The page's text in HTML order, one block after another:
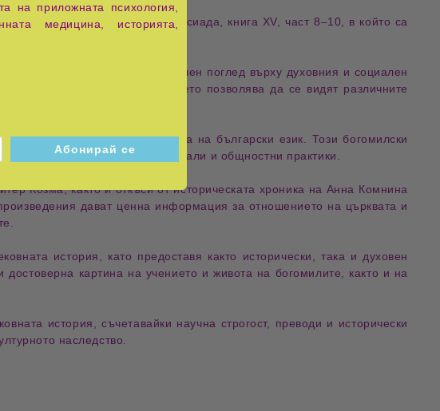
хрониканаАнна Комнина Алексиада , книга XV, част 8‒10 , в който са
уникален поглед върху духовния и социален
, което позволява да се видят различните
Виенски ръкописи– преведена на български език . Този богомилски
учението, както и техните ритуали и общностни практики
Козма, както иоткъси от историческата хроника на Анна Комнина
дават ценна информация за отношението на църквата и
история , като предоставя както исторически, така и духовен
достоверна картина на учението и живота на богомилите , както и на
история , съчетавайки научна строгост, преводи и исторически
наследство
на приложната психология,
медицина, историята,